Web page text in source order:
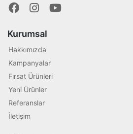
Kurumsal
Hakkımızda
Kampanyalar
Fırsat Ürünleri
Yeni Ürünler
Referanslar
İletişim